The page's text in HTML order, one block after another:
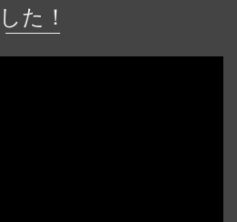
した！